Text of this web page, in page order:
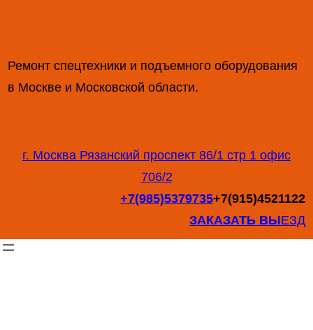
Ремонт спецтехники и подъемного оборудования
в Москве и Московской области.
г. Москва Рязанский проспект 86/1 стр 1 офис
706/2
+7(985)5379735+7(915)4521122
ЗАКАЗАТЬ ВЫЕЗД